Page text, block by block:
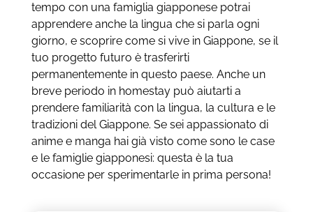
tempo con una famiglia giapponese potrai
apprendere anche la lingua che si parla ogni
giorno, e scoprire come si vive in Giappone, se il
tuo progetto futuro è trasferirti
permanentemente in questo paese. Anche un
breve periodo in homestay può aiutarti a
prendere familiarità con la lingua, la cultura e le
tradizioni del Giappone. Se sei appassionato di
anime e manga hai già visto come sono le case
e le famiglie giapponesi: questa è la tua
occasione per sperimentarle in prima persona!